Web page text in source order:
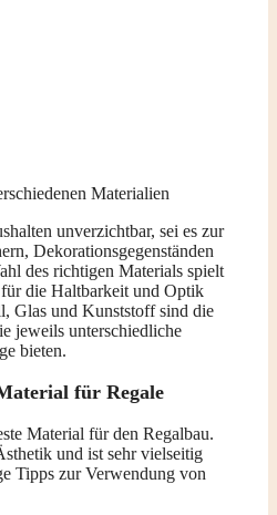
Materialien
unverzichtbar, sei es zur
Dekorationsgegenständen
des richtigen Materials spielt
die Haltbarkeit und Optik
Glas und Kunststoff sind die
jeweils unterschiedliche
bieten.
für Regale
Material für den Regalbau.
und ist sehr vielseitig
Tipps zur Verwendung von